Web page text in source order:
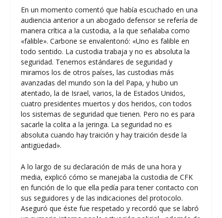
En un momento comentó que había escuchado en una
audiencia anterior a un abogado defensor se refería de
manera crítica a la custodia, a la que señalaba como
«falible». Carbone se envalentonó: «Uno es falible en
todo sentido. La custodia trabaja y no es absoluta la
seguridad. Tenemos estándares de seguridad y
miramos los de otros países, las custodias más
avanzadas del mundo son la del Papa, y hubo un
atentado, la de Israel, varios, la de Estados Unidos,
cuatro presidentes muertos y dos heridos, con todos
los sistemas de seguridad que tienen. Pero no es para
sacarle la colita a la jeringa. La seguridad no es
absoluta cuando hay traición y hay traición desde la
antigüedad».
A lo largo de su declaración de más de una hora y
media, explicó cómo se manejaba la custodia de CFK
en función de lo que ella pedía para tener contacto con
sus seguidores y de las indicaciones del protocolo.
Aseguró que éste fue respetado y recordó que se labró